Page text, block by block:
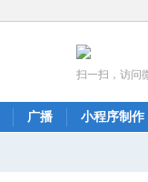
扫一扫，访问
广播 小程序制作